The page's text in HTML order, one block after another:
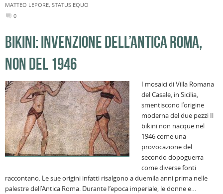
MATTEO LEPORE, STATUS EQUO
0
BIKINI: INVENZIONE DELL’ANTICA ROMA,
NON DEL 1946
I mosaici di Villa Romana
del Casale, in Sicilia,
smentiscono l’origine
moderna del due pezzi Il
bikini non nacque nel
1946 come una
provocazione del
secondo dopoguerra
come diverse fonti
raccontano. Le sue origini infatti risalgono a duemila anni prima nelle
palestre dell’Antica Roma. Durante l’epoca imperiale, le donne e…